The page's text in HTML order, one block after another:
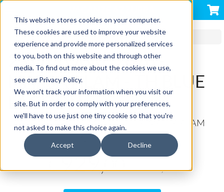
This website stores cookies on your computer.
These cookies are used to improve your website
experience and provide more personalized services
to you, both on this website and through other
media. To find out more about the cookies we use,
see our Privacy Policy.
We won't track your information when you visit our
site. But in order to comply with your preferences,
we'll have to use just one tiny cookie so that you're
not asked to make this choice again.
Accept Decline
AFRICA EGITTO
25 OTTOBRE 2026 -
MARSA ALAM - TH BLUE
LAGOON
LA MAGIA DEL MAR ROSSO MARSA
ALAM
Product code:
SC142192
€929,00 1.029,00